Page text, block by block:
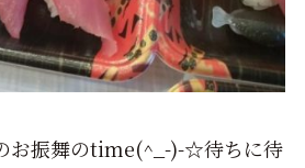
お振舞のtime(^_-)-☆待ちに待